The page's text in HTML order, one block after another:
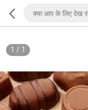
1 / 1